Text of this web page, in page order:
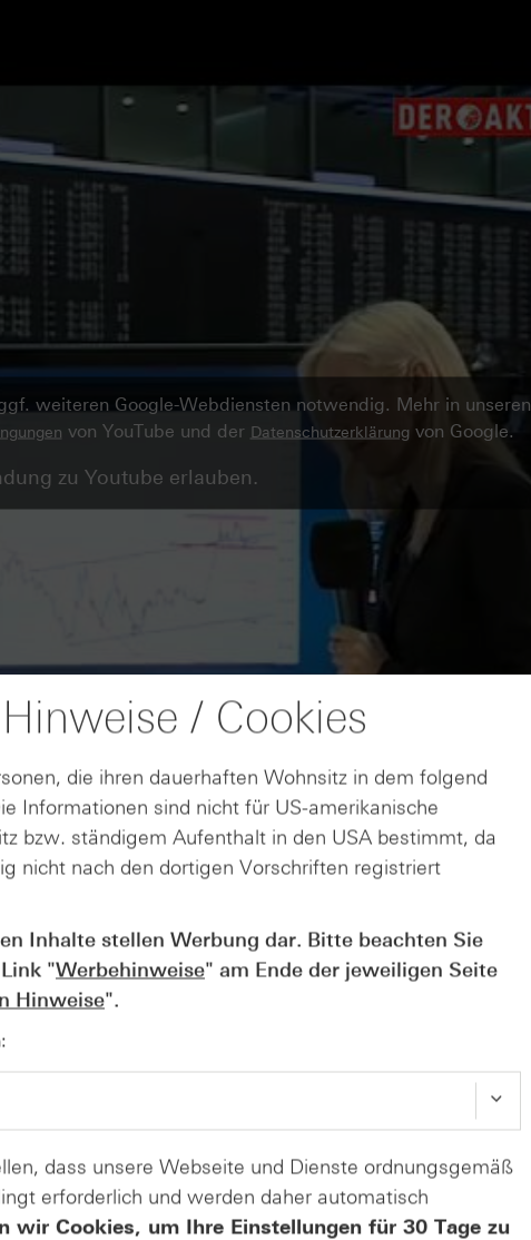
weiteren Google-Webdiensten notwendig. Mehr in unseren
von YouTube und der Datenschutzerklärung von Google.
zu Youtube erlauben.
- ntv Zertifikate
/ Cookies
die ihren dauerhaften Wohnsitz in dem folgend
Informationen sind nicht für US-amerikanische
bzw. ständigem Aufenthalt in den USA bestimmt, da
nicht nach den dortigen Vorschriften registriert
Inhalte stellen Werbung dar. Bitte beachten Sie
"Werbehinweise" am Ende der jeweiligen Seite
Hinweise".
dass unsere Webseite und Dienste ordnungsgemäß
erforderlich und werden daher automatisch
wir Cookies, um Ihre Einstellungen für 30 Tage zu